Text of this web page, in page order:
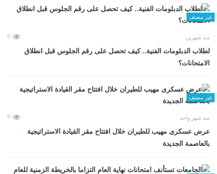
غير مصنف
منذ شهرين 0
لطلاب الدبلومات الفنية.. كيف تحصل على رقم الجلوس قبل انطلاق
الامتحانات؟
غير مصنف
منذ شهر واحد 0
عرض عسكرى مهيب للطيران خلال افتتاح مقر القيادة الاستراتيجية
بالعاصمة الجديدة